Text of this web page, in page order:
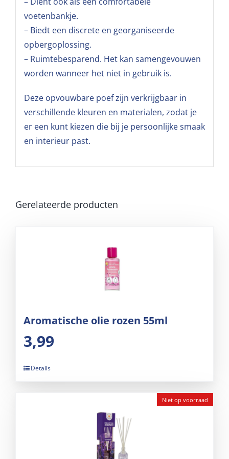
voetenbankje.
– Biedt een discrete en georganiseerde
opbergoplossing.
– Ruimtebesparend. Het kan samengevouwen
worden wanneer het niet in gebruik is.
Deze opvouwbare poef zijn verkrijgbaar in
verschillende kleuren en materialen, zodat je
er een kunt kiezen die bij je persoonlijke smaak
en interieur past.
Gerelateerde producten
Aromatische olie rozen 55ml
3,99
Details
Niet op voorraad